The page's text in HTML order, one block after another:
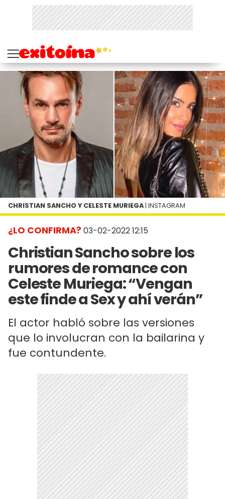
¿LO CONFIRMA? 03-02-2022 12:15
Christian Sancho sobre los
rumores de romance con
Celeste Muriega: “Vengan
este finde a Sex y ahí verán”
El actor habló sobre las versiones
que lo involucran con la bailarina y
fue contundente.
CHRISTIAN SANCHO Y CELESTE MURIEGA | INSTAGRAM